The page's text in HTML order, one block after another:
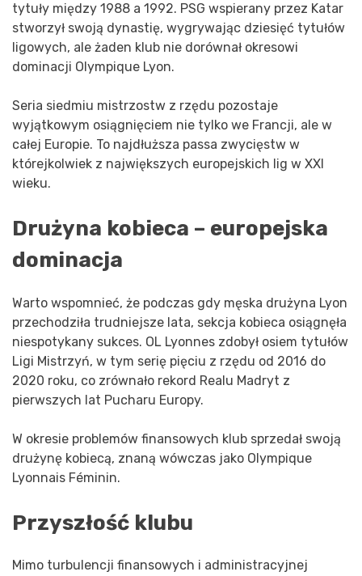
tytuły między 1988 a 1992. PSG wspierany przez Katar
stworzył swoją dynastię, wygrywając dziesięć tytułów
ligowych, ale żaden klub nie dorównał okresowi
dominacji Olympique Lyon.
Seria siedmiu mistrzostw z rzędu pozostaje
wyjątkowym osiągnięciem nie tylko we Francji, ale w
całej Europie. To najdłuższa passa zwycięstw w
którejkolwiek z największych europejskich lig w XXI
wieku.
Drużyna kobieca – europejska
dominacja
Warto wspomnieć, że podczas gdy męska drużyna Lyon
przechodziła trudniejsze lata, sekcja kobieca osiągnęła
niespotykany sukces. OL Lyonnes zdobył osiem tytułów
Ligi Mistrzyń, w tym serię pięciu z rzędu od 2016 do
2020 roku, co zrównało rekord Realu Madryt z
pierwszych lat Pucharu Europy.
W okresie problemów finansowych klub sprzedał swoją
drużynę kobiecą, znaną wówczas jako Olympique
Lyonnais Féminin.
Przyszłość klubu
Mimo turbulencji finansowych i administracyjnej